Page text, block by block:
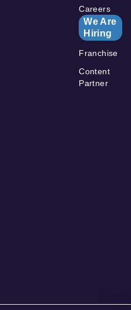
Careers
We Are
Hiring
Franchise
Content
Partner